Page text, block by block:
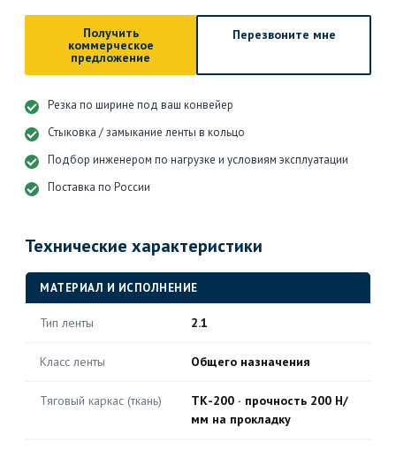
Получить
коммерческое
предложение
Перезвоните мне
Резка по ширине под ваш конвейер
Стыковка / замыкание ленты в кольцо
Подбор инженером по нагрузке и условиям эксплуатации
Поставка по России
Технические характеристики
МАТЕРИАЛ И ИСПОЛНЕНИЕ
Тип ленты 2.1
Класс ленты Общего назначения
Тяговый каркас (ткань)
ТК-200 · прочность 200 Н/
мм на прокладку